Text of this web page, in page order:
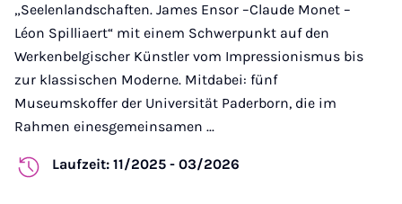
„Seelenlandschaften. James Ensor –Claude Monet –
Léon Spilliaert“ mit einem Schwerpunkt auf den
Werkenbelgischer Künstler vom Impressionismus bis
zur klassischen Moderne. Mitdabei: fünf
Museumskoffer der Universität Paderborn, die im
Rahmen einesgemeinsamen ...
Laufzeit: 11/2025 - 03/2026